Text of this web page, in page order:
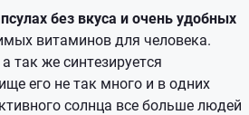
без вкуса и очень удобных
витаминов для человека.
так же синтезируется
его не так много и в одних
солнца все больше людей